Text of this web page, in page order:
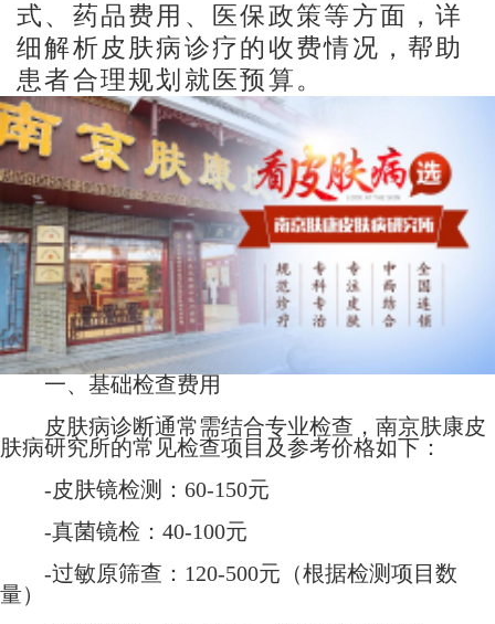
式、药品费用、医保政策等方面，详
细解析皮肤病诊疗的收费情况，帮助
患者合理规划就医预算。
一、基础检查费用
皮肤病诊断通常需结合专业检查，南京肤康皮
肤病研究所的常见检查项目及参考价格如下：
-皮肤镜检测：60-150元
-真菌镜检：40-100元
-过敏原筛查：120-500元（根据检测项目数
量）